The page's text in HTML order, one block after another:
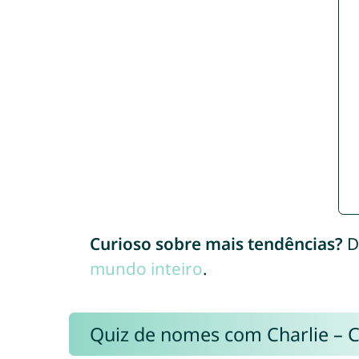
Curioso sobre mais tendências?
mundo inteiro.
Quiz de nomes com Charlie –